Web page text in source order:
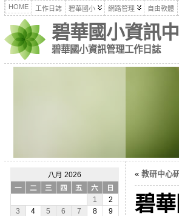
HOME 工作日誌 碧華國小 網路管理 自由軟體
碧華國小資訊
碧華國小資訊管理工作日誌
八月 2026
一
二 三 四 五 六
日
1
2
3
4 5 6 7 8
9
« 教研中心
碧